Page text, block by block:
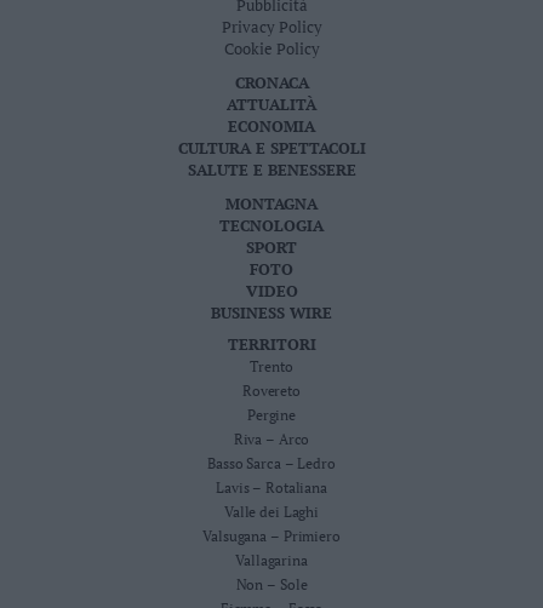
Pubblicità
Privacy Policy
Cookie Policy
CRONACA
ATTUALITÀ
ECONOMIA
CULTURA E SPETTACOLI
SALUTE E BENESSERE
MONTAGNA
TECNOLOGIA
SPORT
FOTO
VIDEO
BUSINESS WIRE
TERRITORI
Trento
Rovereto
Pergine
Riva – Arco
Basso Sarca – Ledro
Lavis – Rotaliana
Valle dei Laghi
Valsugana – Primiero
Vallagarina
Non – Sole